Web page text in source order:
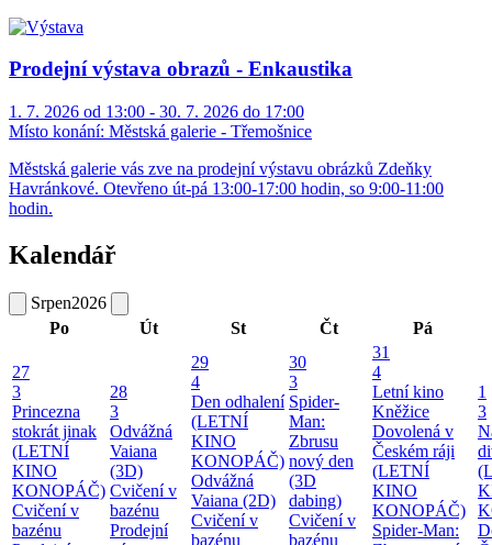
Prodejní výstava obrazů - Enkaustika
1. 7. 2026 od 13:00 - 30. 7. 2026 do 17:00
Místo konání: Městská galerie - Třemošnice
Městská galerie vás zve na prodejní výstavu obrázků Zdeňky
Havránkové. Otevřeno út-pá 13:00-17:00 hodin, so 9:00-11:00
hodin.
Kalendář
Srpen2026
Po
Út St Čt Pá
27
3
Princezna
stokrát jinak
(LETNÍ
KINO
KONOPÁČ)
Cvičení v
bazénu
28
3
Odvážná
Vaiana
(3D)
Cvičení v
bazénu
Prodejní
29
4
Den odhalení
(LETNÍ
KINO
KONOPÁČ)
Odvážná
Vaiana (2D)
Cvičení v
bazénu
30
3
Spider-
Man:
Zbrusu
nový den
(3D
dabing)
Cvičení v
bazénu
31
4
Letní kino
Kněžice
Dovolená v
Českém ráji
(LETNÍ
KINO
KONOPÁČ)
Spider-Man:
1
3